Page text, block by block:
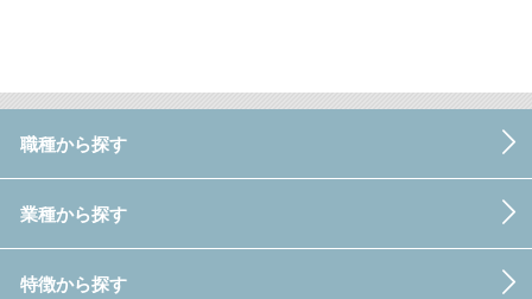
職種から探す
業種から探す
特徴から探す